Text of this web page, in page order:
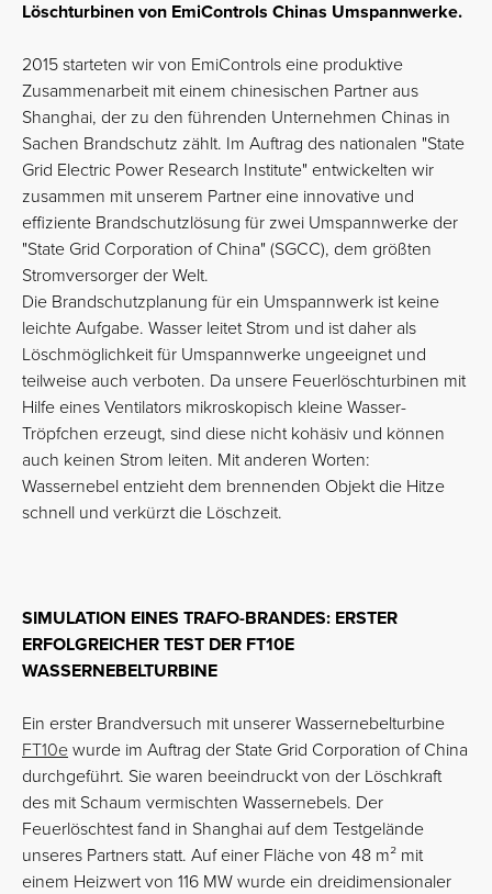
Löschturbinen von EmiControls Chinas Umspannwerke.
2015 starteten wir von EmiControls eine produktive
Zusammenarbeit mit einem chinesischen Partner aus
Shanghai, der zu den führenden Unternehmen Chinas in
Sachen Brandschutz zählt. Im Auftrag des nationalen "State
Grid Electric Power Research Institute" entwickelten wir
zusammen mit unserem Partner eine innovative und
effiziente Brandschutzlösung für zwei Umspannwerke der
"State Grid Corporation of China" (SGCC), dem größten
Stromversorger der Welt.
Die Brandschutzplanung für ein Umspannwerk ist keine
leichte Aufgabe. Wasser leitet Strom und ist daher als
Löschmöglichkeit für Umspannwerke ungeeignet und
teilweise auch verboten. Da unsere Feuerlöschturbinen mit
Hilfe eines Ventilators mikroskopisch kleine Wasser-
Tröpfchen erzeugt, sind diese nicht kohäsiv und können
auch keinen Strom leiten. Mit anderen Worten:
Wassernebel entzieht dem brennenden Objekt die Hitze
schnell und verkürzt die Löschzeit.
SIMULATION EINES TRAFO-BRANDES: ERSTER
ERFOLGREICHER TEST DER FT10E
WASSERNEBELTURBINE
Ein erster Brandversuch mit unserer Wassernebelturbine
FT10e wurde im Auftrag der State Grid Corporation of China
durchgeführt. Sie waren beeindruckt von der Löschkraft
des mit Schaum vermischten Wassernebels. Der
Feuerlöschtest fand in Shanghai auf dem Testgelände
unseres Partners statt. Auf einer Fläche von 48 m² mit
einem Heizwert von 116 MW wurde ein dreidimensionaler